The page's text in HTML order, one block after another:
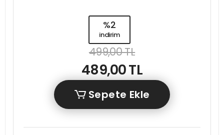
%2
indirim
499,00 TL
489,00 TL
Sepete Ekle